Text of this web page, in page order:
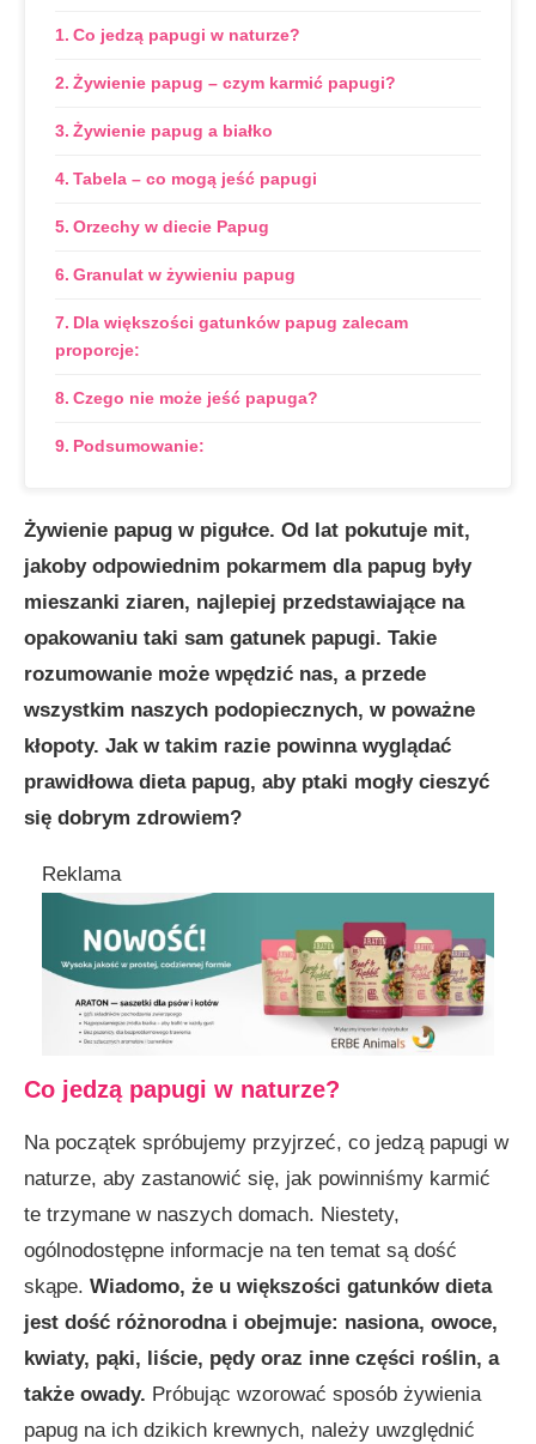
Co jedzą papugi w naturze?
Żywienie papug – czym karmić papugi?
Żywienie papug a białko
Tabela – co mogą jeść papugi
Orzechy w diecie Papug
Granulat w żywieniu papug
Dla większości gatunków papug zalecam
proporcje:
Czego nie może jeść papuga?
Podsumowanie:
Żywienie papug w pigułce. Od lat pokutuje mit,
jakoby odpowiednim pokarmem dla papug były
mieszanki ziaren, najlepiej przedstawiające na
opakowaniu taki sam gatunek papugi. Takie
rozumowanie może wpędzić nas, a przede
wszystkim naszych podopiecznych, w poważne
kłopoty. Jak w takim razie powinna wyglądać
prawidłowa dieta papug, aby ptaki mogły cieszyć
się dobrym zdrowiem?
Reklama
Co jedzą papugi w naturze?
Na początek spróbujemy przyjrzeć, co jedzą papugi w
naturze, aby zastanowić się, jak powinniśmy karmić
te trzymane w naszych domach. Niestety,
ogólnodostępne informacje na ten temat są dość
skąpe. Wiadomo, że u większości gatunków dieta
jest dość różnorodna i obejmuje: nasiona, owoce,
kwiaty, pąki, liście, pędy oraz inne części roślin, a
także owady. Próbując wzorować sposób żywienia
papug na ich dzikich krewnych, należy uwzględnić